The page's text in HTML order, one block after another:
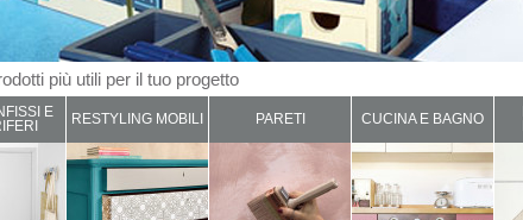
più utili per il tuo progetto
E
RESTYLING MOBILI PARETI CUCINA E BAGNO